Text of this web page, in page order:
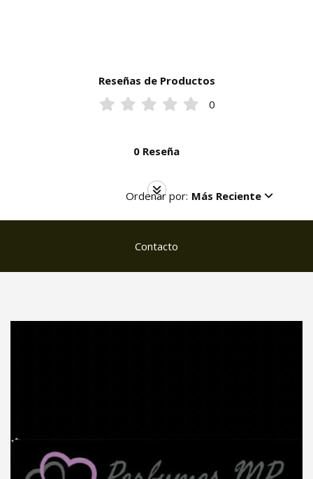
Reseñas de Productos
0
0 Reseña
Ordenar por: Más Reciente
Contacto